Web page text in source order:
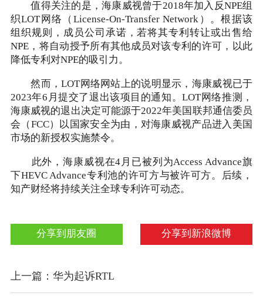
值得关注的是，海康威视曾于2018年加入反NPE组
织LOT网络（License-On-Transfer Network）。根据该
组织规则，成员公司承诺，若将其专利转让或出售给
NPE，将自动授予所有其他成员对该专利的许可，以此
降低专利对NPE的吸引力。
然而，LOT网络网站上的说明显示，海康威视已于
2023年6月提交了退出该项目的通知。LOT网络推测，
海康威视的退出决定可能源于2022年美国联邦通信委员
会（FCC）以国家安全为由，对海康威视产品进入美国
市场的新授权实施禁令。
此外，海康威视在4月已被列为Access Advance旗
下HEVC Advance专利池的许可方与被许可方。后续，
知产财经将持续关注全球专利许可动态。
分享到新浪微博
分享到朋友圈
上一篇：华为起诉RTL